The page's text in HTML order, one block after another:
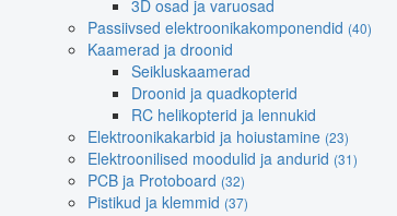
3D osad ja varuosad
Passiivsed elektroonikakomponendid (40)
Kaamerad ja droonid
Seikluskaamerad
Droonid ja quadkopterid
RC helikopterid ja lennukid
Elektroonikakarbid ja hoiustamine (23)
Elektroonilised moodulid ja andurid (31)
PCB ja Protoboard (32)
Pistikud ja klemmid (37)